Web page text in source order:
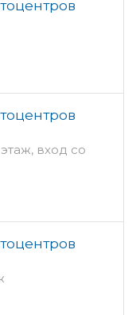
вход со